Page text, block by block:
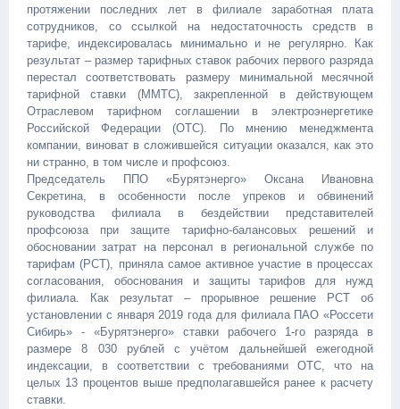
протяжении последних лет в филиале заработная плата
сотрудников, со ссылкой на недостаточность средств в
тарифе, индексировалась минимально и не регулярно. Как
результат – размер тарифных ставок рабочих первого разряда
перестал соответствовать размеру минимальной месячной
тарифной ставки (ММТС), закрепленной в действующем
Отраслевом тарифном соглашении в электроэнергетике
Российской Федерации (ОТС). По мнению менеджмента
компании, виноват в сложившейся ситуации оказался, как это
ни странно, в том числе и профсоюз.
Председатель ППО «Бурятэнерго» Оксана Ивановна
Секретина, в особенности после упреков и обвинений
руководства филиала в бездействии представителей
профсоюза при защите тарифно-балансовых решений и
обосновании затрат на персонал в региональной службе по
тарифам (РСТ), приняла самое активное участие в процессах
согласования, обоснования и защиты тарифов для нужд
филиала. Как результат – прорывное решение РСТ об
установлении с января 2019 года для филиала ПАО «Россети
Сибирь» - «Бурятэнерго» ставки рабочего 1-го разряда в
размере 8 030 рублей с учётом дальнейшей ежегодной
индексации, в соответствии с требованиями ОТС, что на
целых 13 процентов выше предполагавшейся ранее к расчету
ставки.